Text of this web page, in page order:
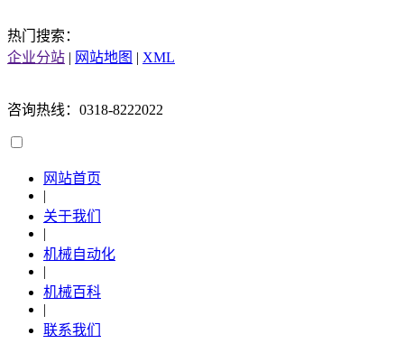
热门搜索：
企业分站 | 网站地图 | XML
咨询热线：0318-8222022
网站首页
|
关于我们
|
机械自动化
|
机械百科
|
联系我们